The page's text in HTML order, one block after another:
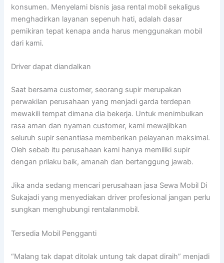
konsumen. Menyelami bisnis jasa rental mobil sekaligus
menghadirkan layanan sepenuh hati, adalah dasar
pemikiran tepat kenapa anda harus menggunakan mobil
dari kami.
Driver dapat diandalkan
Saat bersama customer, seorang supir merupakan
perwakilan perusahaan yang menjadi garda terdepan
mewakili tempat dimana dia bekerja. Untuk menimbulkan
rasa aman dan nyaman customer, kami mewajibkan
seluruh supir senantiasa memberikan pelayanan maksimal.
Oleh sebab itu perusahaan kami hanya memiliki supir
dengan prilaku baik, amanah dan bertanggung jawab.
Jika anda sedang mencari perusahaan jasa Sewa Mobil Di
Sukajadi yang menyediakan driver profesional jangan perlu
sungkan menghubungi rentalanmobil.
Tersedia Mobil Pengganti
“Malang tak dapat ditolak untung tak dapat diraih” menjadi